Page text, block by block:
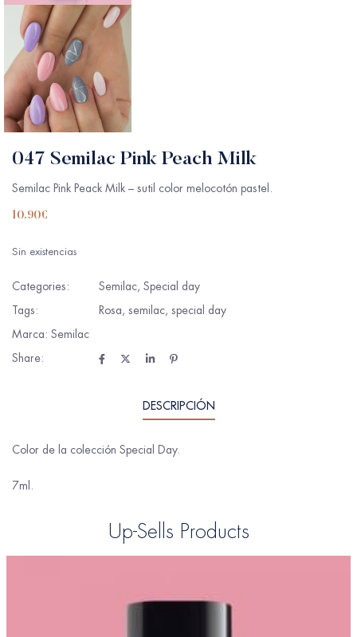
047 Semilac Pink Peach Milk
Semilac Pink Peack Milk – sutil color melocotón pastel.
10.90€
Sin existencias
Categories: Semilac, Special day
Tags:
Rosa, semilac, special day
Marca: Semilac
Share:
DESCRIPCIÓN
Color de la colección Special Day.
7ml.
Up-Sells Products